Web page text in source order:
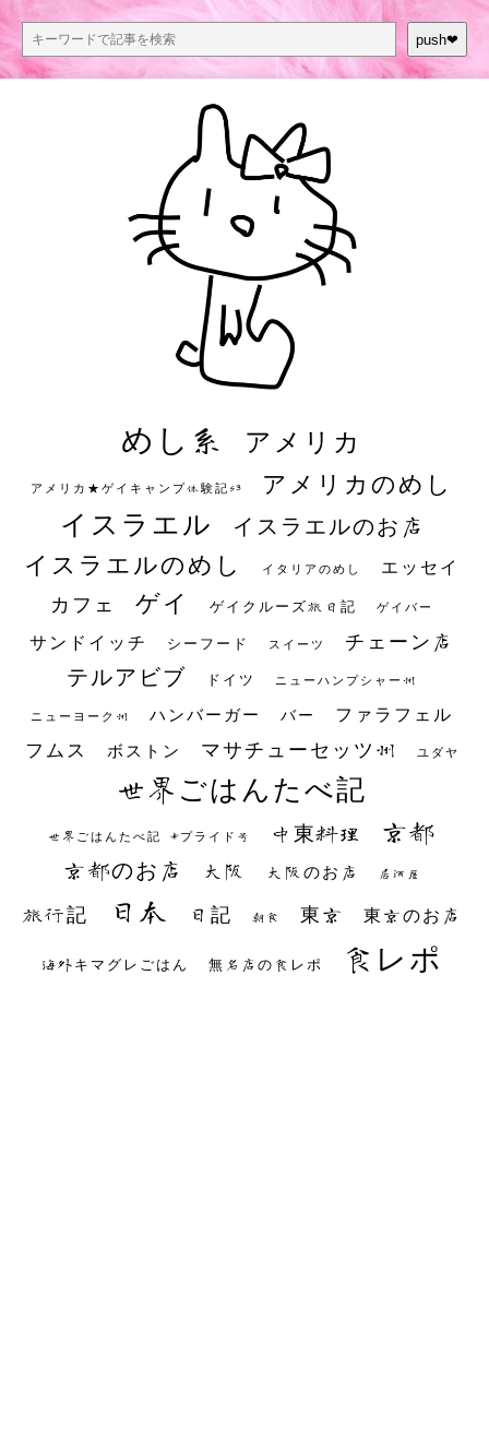
push❤︎
めし系 アメリカ
アメリカ★ゲイキャンプ体験記S3 アメリカのめし
イスラエル イスラエルのお店
イスラエルのめし イタリアのめし エッセイ
カフェ ゲイ ゲイクルーズ旅日記 ゲイバー
サンドイッチ シーフード スイーツ チェーン店
テルアビブ ドイツ ニューハンプシャー州
ニューヨーク州 ハンバーガー バー ファラフェル
フムス ボストン マサチューセッツ州 ユダヤ
世界ごはんたべ記
世界ごはんたべ記 #プライド号 中東料理 京都
京都のお店 大阪 大阪のお店 居酒屋
旅行記 日本 日記 朝食 東京 東京のお店
海外キマグレごはん 無名店の食レポ 食レポ